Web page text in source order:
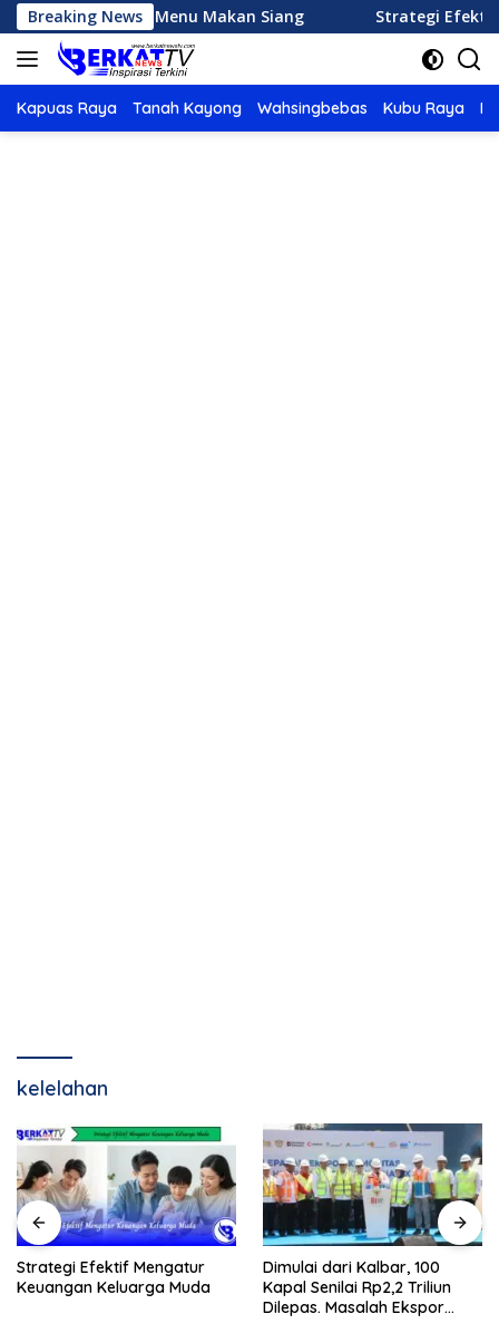
Langsung
ke
konten
Breaking News
Memasak Menu Makan Siang Strategi Efektif
Kapuas Raya Tanah Kayong Wahsingbebas Kubu Raya
kelelahan
Strategi Efektif Mengatur
Keuangan Keluarga Muda
Dimulai dari Kalbar, 100
Kapal Senilai Rp2,2 Triliun
Dilepas. Masalah Ekspor